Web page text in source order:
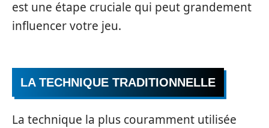
est une étape cruciale qui peut grandement
influencer votre jeu.
LA TECHNIQUE TRADITIONNELLE
La technique la plus couramment utilisée